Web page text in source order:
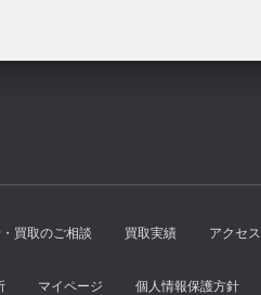
買取のご相談 買取実績 アクセス
マイページ 個人情報保護方針